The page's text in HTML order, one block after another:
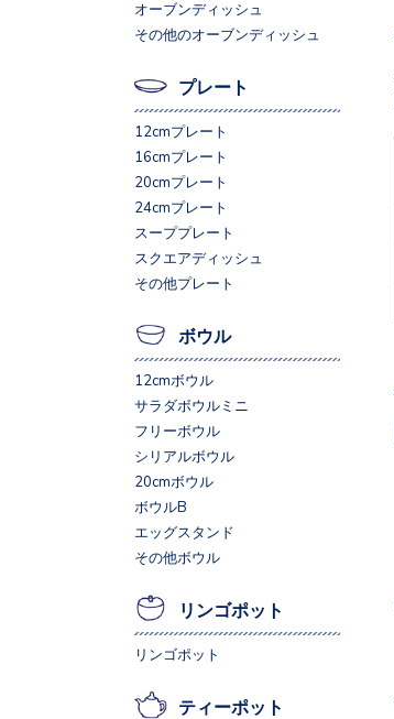
オーブンディッシュ
その他のオーブンディッシュ
プレート
12cmプレート
16cmプレート
20cmプレート
24cmプレート
スーププレート
スクエアディッシュ
その他プレート
ボウル
12cmボウル
サラダボウルミニ
フリーボウル
シリアルボウル
20cmボウル
ボウルB
エッグスタンド
その他ボウル
リンゴポット
リンゴポット
ティーポット